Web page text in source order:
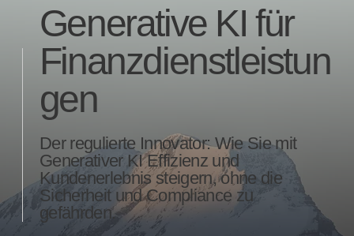
Generative KI für
Finanzdienstleistun
gen
Der regulierte Innovator: Wie Sie mit
Generativer KI Effizienz und
Kundenerlebnis steigern, ohne die
Sicherheit und Compliance zu
gefährden.